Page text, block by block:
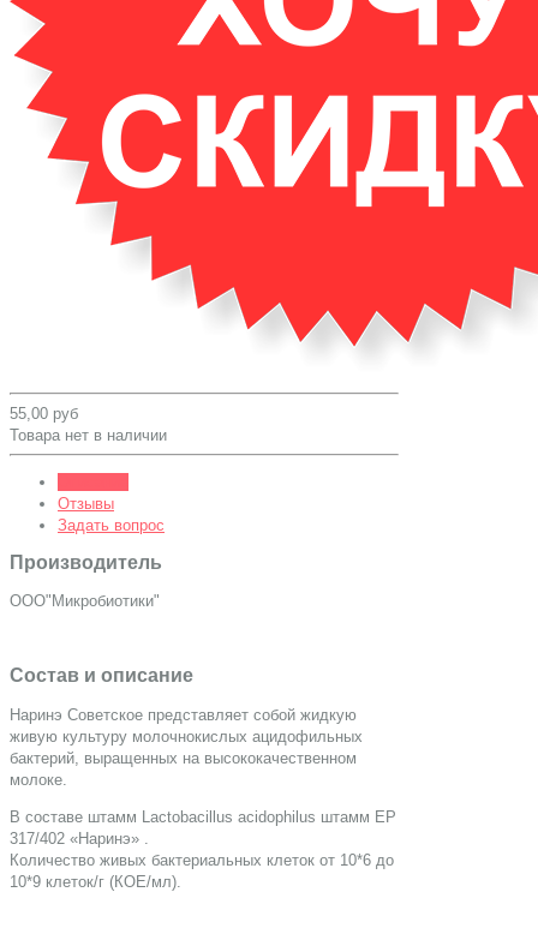
55,00 руб
Товара нет в наличии
Отзывы
Задать вопрос
Производитель
ООО"Микробиотики"
Состав и описание
Наринэ Советское представляет собой жидкую
живую культуру молочнокислых ацидофильных
бактерий, выращенных на высококачественном
молоке.
В составе штамм Lactobacillus acidophilus штамм ЕР
317/402 «Наринэ» .
Количество живых бактериальных клеток от 10*6 до
10*9 клеток/г (КОЕ/мл).